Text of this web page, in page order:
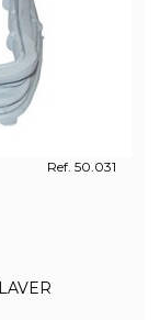
Ref. 50.031